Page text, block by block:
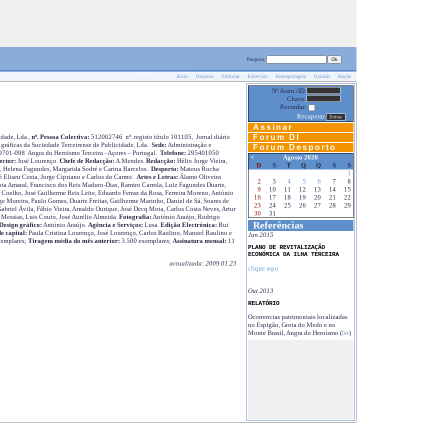
Pesquisa:
Início Desporto Editorial Entrevista Fotoreportagem Opinião Região
Lda.,nº. Pessoa Colectiva: 512002746 nº. registo título 101105, Jornal diário
da Sociedade Terceirense de Publicidade, Lda. Sede: Administração e
098 Angra do Heroísmo Terceira - Açores – Portugal. Telefone: 295401050
José Lourenço. Chefe de Redacção: A.Mendes. Redacção: Hélio Jorge Vieira,
Fagundes, Margarida Sodré e Carina Barcelos. Desporto: Mateus Rocha
Costa, Jorge Cipriano e Carlos do Carmo. Artes e Letras: Álamo Oliveira
Amaral, Francisco dos Reis Maduro-Dias, Ramiro Carrola, Luiz Fagundes Duarte,
José Guilherme Reis Leite, Eduardo Ferraz da Rosa, Ferreira Moreno, António
Moreira, Paulo Gomes, Duarte Freitas, Guilherme Marinho, Daniel de Sá, Soares de
Ávila, Fábio Vieira, Arnaldo Ourique, José Decq Mota, Carlos Costa Neves, Artur
Luis Couto, José Aurélio Almeida. Fotografia: António Araújo, Rodrigo
gráfico: António Araújo. Agência e Serviços: Lusa. Edição Electrónica: Rui
capital: Paula Cristina Lourenço, José Lourenço, Carlos Raulino, Manuel Raulino e
Tiragem média do mês anterior: 3.500 exemplares; Assinatura mensal: 11
actualizada: 2009.01.23
Nº Assin./ID:
Chave:
Recordar:
Recuperar
Assinar
Forum DI
Forum Desporto
<
Agosto 2026
D
S T Q Q S
S
1
2
3 4 5 6 7
8
9
10 11 12 13 14
15
16
17 18 19 20 21
22
23
24 25 26 27 28
29
30
31
Referências
Jan.2015
PLANO DE REVITALIZAÇÃO
ECONÓMICA DA ILHA TERCEIRA
clique aqui
Out.2013
RELATÓRIO
Ocorrencias patrimoniais localizadas
no Espigão, Grota do Medo e no
Monte Brasil, Angra do Heroísmo (ler)